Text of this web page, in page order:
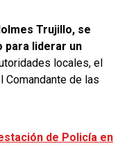
Trujillo, se
para liderar un
locales, el
Comandante de las
de Policía en